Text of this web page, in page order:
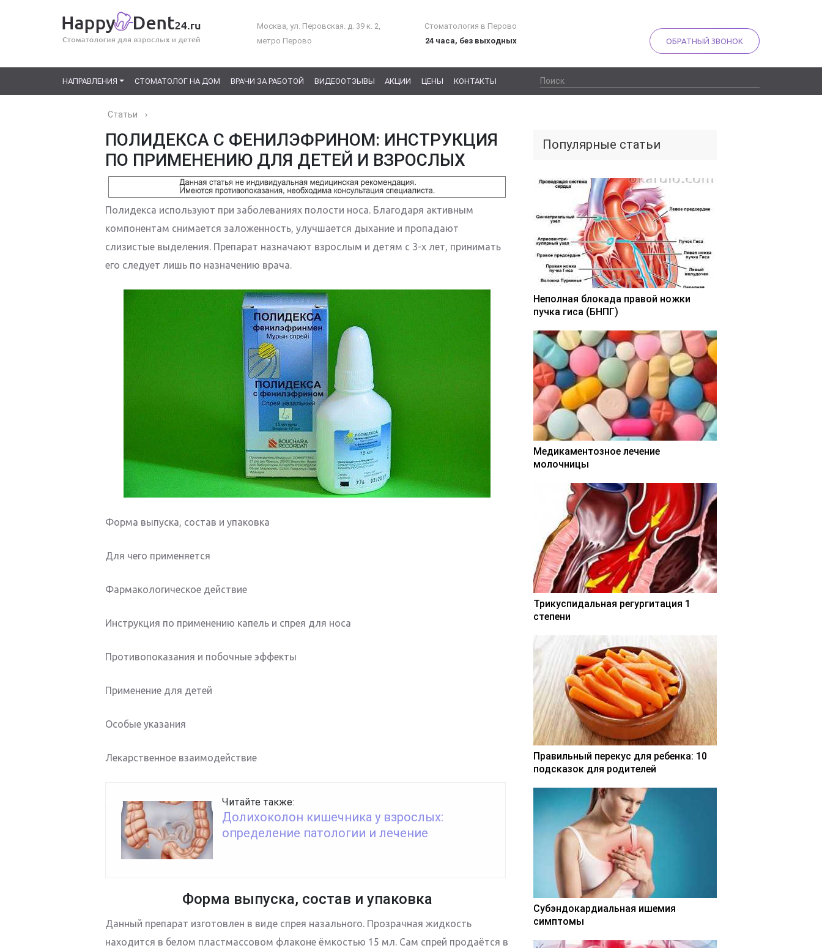
Москва, ул. Перовская. д. 39 к. 2,
метро Перово
Стоматология в Перово
24 часа, без выходных
ОБРАТНЫЙ ЗВОНОК
НАПРАВЛЕНИЯ СТОМАТОЛОГ НА ДОМ ВРАЧИ ЗА РАБОТОЙ ВИДЕООТЗЫВЫ АКЦИИ ЦЕНЫ КОНТАКТЫ
Статьи ›
ПОЛИДЕКСА С ФЕНИЛЭФРИНОМ: ИНСТРУКЦИЯ
ПО ПРИМЕНЕНИЮ ДЛЯ ДЕТЕЙ И ВЗРОСЛЫХ
Полидекса используют при заболеваниях полости носа. Благодаря активным
компонентам снимается заложенность, улучшается дыхание и пропадают
слизистые выделения. Препарат назначают взрослым и детям с 3-х лет, принимать
его следует лишь по назначению врача.
Форма выпуска, состав и упаковка
Для чего применяется
Фармакологическое действие
Инструкция по применению капель и спрея для носа
Противопоказания и побочные эффекты
Применение для детей
Особые указания
Лекарственное взаимодействие
Читайте также:
Долихоколон кишечника у взрослых:
определение патологии и лечение
Форма выпуска, состав и упаковка
Данный препарат изготовлен в виде спрея назального. Прозрачная жидкость
находится в белом пластмассовом флаконе ёмкостью 15 мл. Сам спрей продаётся в
Популярные статьи
Неполная блокада правой ножки
пучка гиса (БНПГ)
Медикаментозное лечение
молочницы
Трикуспидальная регургитация 1
степени
Правильный перекус для ребенка: 10
подсказок для родителей
Субэндокардиальная ишемия
симптомы